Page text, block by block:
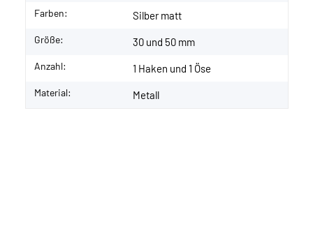
Farben: Silber matt
Größe: 30 und 50 mm
Anzahl: 1 Haken und 1 Öse
Material: Metall